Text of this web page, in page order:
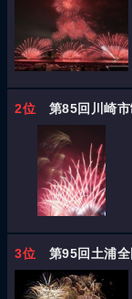
2位 第85回川崎市
3位 第95回土浦全